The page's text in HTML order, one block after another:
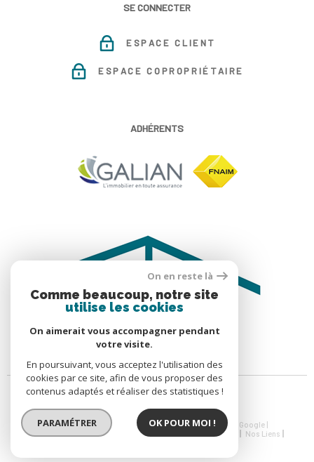
SE CONNECTER
ESPACE CLIENT
ESPACE COPROPRIÉTAIRE
ADHÉRENTS
© 2026 | Tous droits réservés | Traduction powered by Google |
Nos Honoraires
Plan Du Site Mentions Légales Admin
Nos Liens
On en reste là
Comme beaucoup, notre site
utilise les cookies
On aimerait vous accompagner pendant
votre visite.
En poursuivant, vous acceptez l'utilisation des
cookies par ce site, afin de vous proposer des
contenus adaptés et réaliser des statistiques !
PARAMÉTRER OK POUR MOI !